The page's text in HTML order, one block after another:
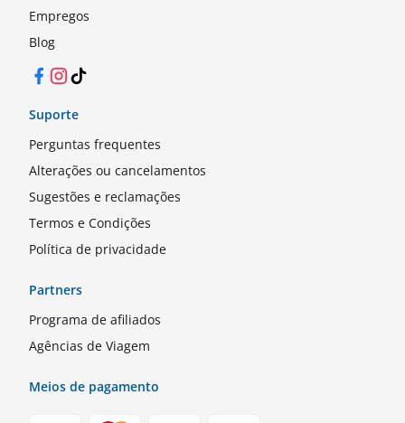
Empregos
Blog
Facebook
Instagram
TikTok
Suporte
Perguntas frequentes
Alterações ou cancelamentos
Sugestões e reclamações
Termos e Condições
Política de privacidade
Partners
Programa de afiliados
Agências de Viagem
Meios de pagamento